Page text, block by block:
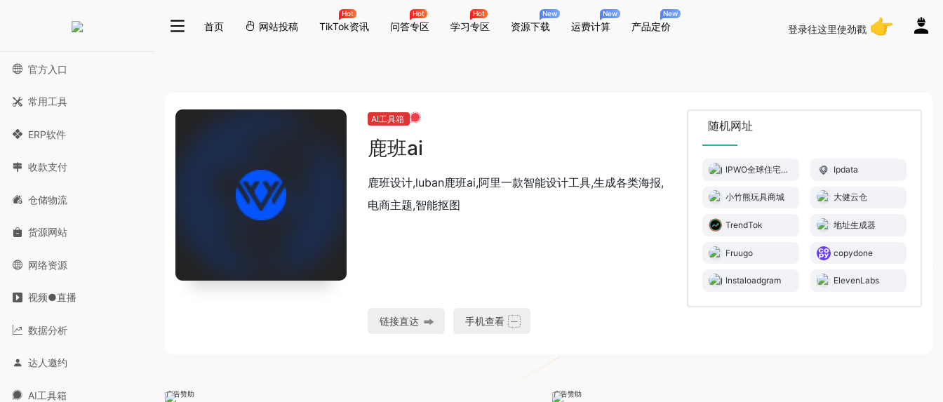
官方入口
常用工具
ERP软件
收款支付
仓储物流
货源网站
网络资源
视频●直播
数据分析
达人邀约
AI工具箱
首页 网站投稿 TikTok资讯
Hot
问答专区
Hot
学习专区
Hot
资源下载
New
运费计算
New
产品定价
New
登录往这里使劲戳 👉
AI工具箱
鹿班ai
鹿班设计,luban鹿班ai,阿里一款智能设计工具,生成各类海报,
电商主题,智能抠图
链接直达 手机查看
随机网址
IPWO全球住宅代理 Ipdata
小竹熊玩具商城 大健云仓
TrendTok 地址生成器
Fruugo copydone
Instaloadgram ElevenLabs
广告赞助 广告赞助